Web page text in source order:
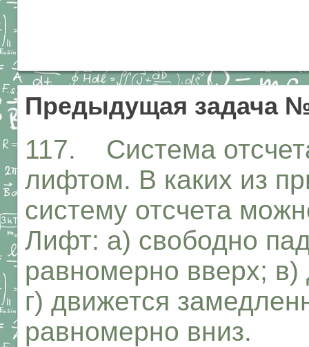
Предыдущая задача
117. Система
лифтом. В каких из
систему отсчета
Лифт: а) свободно
равномерно вверх; в)
г) движется
равномерно вниз.